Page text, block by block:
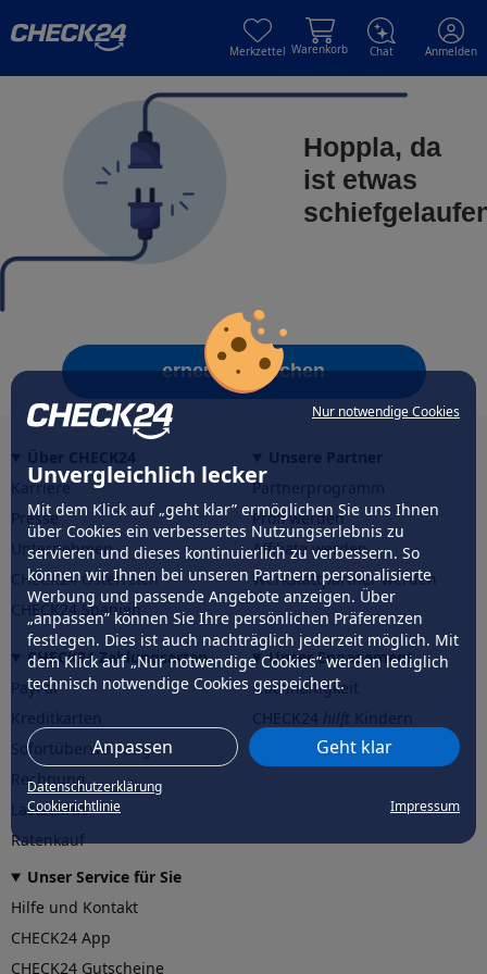
Nur notwendige Cookies
Unvergleichlich lecker
Mit dem Klick auf „geht klar” ermöglichen Sie uns Ihnen
über Cookies ein verbessertes Nutzungserlebnis zu
servieren und dieses kontinuierlich zu verbessern. So
können wir Ihnen bei unseren Partnern personalisierte
Werbung und passende Angebote anzeigen. Über
„anpassen” können Sie Ihre persönlichen Präferenzen
festlegen. Dies ist auch nachträglich jederzeit möglich. Mit
dem Klick auf „Nur notwendige Cookies” werden lediglich
technisch notwendige Cookies gespeichert.
Anpassen Geht klar
Datenschutzerklärung
Cookierichtlinie
Impressum
Merkzettel Warenkorb Chat Anmelden
Hoppla, da
ist etwas
erneut versuchen
Karriere
Presse
Unternehmen
CHECK24 Österreich
CHECK24 Spanien
Partnerprogramm
Profi werden
Affiliate werden
Werkstattpartner werden
CHECK24 Zahlungsarten
PayPal
Sofortüberweisung
Rechnung
Lastschrift
Ratenkauf
Unser Engagement
Nachhaltigkeit
CHECK24hilftder Natur
Unser Service für Sie
Hilfe und Kontakt
CHECK24 App
CHECK24 Gutscheine